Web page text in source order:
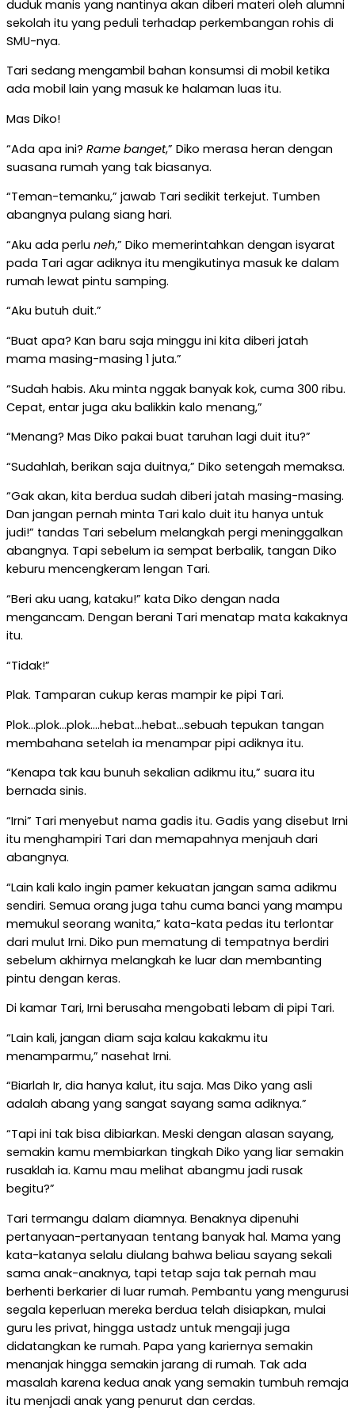
duduk manis yang nantinya akan diberi materi oleh alumni
sekolah itu yang peduli terhadap perkembangan rohis di
SMU-nya.
Tari sedang mengambil bahan konsumsi di mobil ketika
ada mobil lain yang masuk ke halaman luas itu.
Mas Diko!
“Ada apa ini? Rame banget,” Diko merasa heran dengan
suasana rumah yang tak biasanya.
“Teman-temanku,” jawab Tari sedikit terkejut. Tumben
abangnya pulang siang hari.
“Aku ada perlu neh,” Diko memerintahkan dengan isyarat
pada Tari agar adiknya itu mengikutinya masuk ke dalam
rumah lewat pintu samping.
“Aku butuh duit.”
“Buat apa? Kan baru saja minggu ini kita diberi jatah
mama masing-masing 1 juta.”
“Sudah habis. Aku minta nggak banyak kok, cuma 300 ribu.
Cepat, entar juga aku balikkin kalo menang,”
“Menang? Mas Diko pakai buat taruhan lagi duit itu?”
“Sudahlah, berikan saja duitnya,” Diko setengah memaksa.
“Gak akan, kita berdua sudah diberi jatah masing-masing.
Dan jangan pernah minta Tari kalo duit itu hanya untuk
judi!” tandas Tari sebelum melangkah pergi meninggalkan
abangnya. Tapi sebelum ia sempat berbalik, tangan Diko
keburu mencengkeram lengan Tari.
“Beri aku uang, kataku!” kata Diko dengan nada
mengancam. Dengan berani Tari menatap mata kakaknya
itu.
“Tidak!”
Plak. Tamparan cukup keras mampir ke pipi Tari.
Plok…plok…plok….hebat…hebat…sebuah tepukan tangan
membahana setelah ia menampar pipi adiknya itu.
“Kenapa tak kau bunuh sekalian adikmu itu,” suara itu
bernada sinis.
“Irni” Tari menyebut nama gadis itu. Gadis yang disebut Irni
itu menghampiri Tari dan memapahnya menjauh dari
abangnya.
“Lain kali kalo ingin pamer kekuatan jangan sama adikmu
sendiri. Semua orang juga tahu cuma banci yang mampu
memukul seorang wanita,” kata-kata pedas itu terlontar
dari mulut Irni. Diko pun mematung di tempatnya berdiri
sebelum akhirnya melangkah ke luar dan membanting
pintu dengan keras.
Di kamar Tari, Irni berusaha mengobati lebam di pipi Tari.
“Lain kali, jangan diam saja kalau kakakmu itu
menamparmu,” nasehat Irni.
“Biarlah Ir, dia hanya kalut, itu saja. Mas Diko yang asli
adalah abang yang sangat sayang sama adiknya.”
“Tapi ini tak bisa dibiarkan. Meski dengan alasan sayang,
semakin kamu membiarkan tingkah Diko yang liar semakin
rusaklah ia. Kamu mau melihat abangmu jadi rusak
begitu?”
Tari termangu dalam diamnya. Benaknya dipenuhi
pertanyaan-pertanyaan tentang banyak hal. Mama yang
kata-katanya selalu diulang bahwa beliau sayang sekali
sama anak-anaknya, tapi tetap saja tak pernah mau
berhenti berkarier di luar rumah. Pembantu yang mengurusi
segala keperluan mereka berdua telah disiapkan, mulai
guru les privat, hingga ustadz untuk mengaji juga
didatangkan ke rumah. Papa yang kariernya semakin
menanjak hingga semakin jarang di rumah. Tak ada
masalah karena kedua anak yang semakin tumbuh remaja
itu menjadi anak yang penurut dan cerdas.